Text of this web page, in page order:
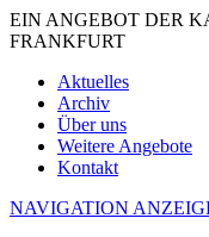
EIN ANGEBOT DER
FRANKFURT
Aktuelles
Archiv
Über uns
Weitere Angebote
Kontakt
NAVIGATION